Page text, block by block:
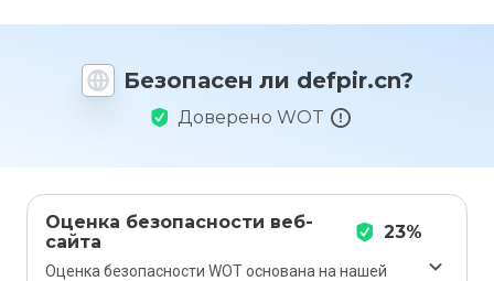
Безопасен ли defpir.cn?
Доверено WOT
Оценка безопасности веб-
сайта
23%
Оценка безопасности WOT основана на нашей
этот